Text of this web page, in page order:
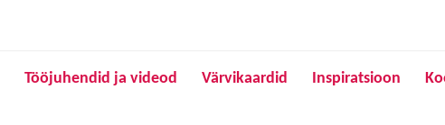
Tööjuhendid ja videod Värvikaardid Inspiratsioon